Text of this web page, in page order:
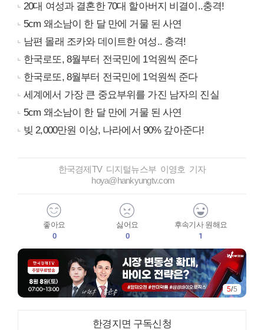
20대 여성과 결혼한 70대 할아버지 비결이..충격!
5cm 왜소남이 한 달 만에 거물 된 사연
남편 몰래 조카와 데이트한 여성.. 충격!
한국로또, 8월부터 전국민에 1억원씩 준다
한국로또, 8월부터 전국민에 1억원씩 준다
세계에서 가장 큰 중요부위를 가진 남자의 진실
5cm 왜소남이 한 달 만에 거물 된 사연
빚 2,000만원 이상, 나라에서 90% 갚아준다!
한국경제TV 디지털뉴스부 이영호 기자
hoya@hankyungtv.com
좋아요
0
싫어요
0
후속기사 원해요
1
5/5
한경지면 구독신청